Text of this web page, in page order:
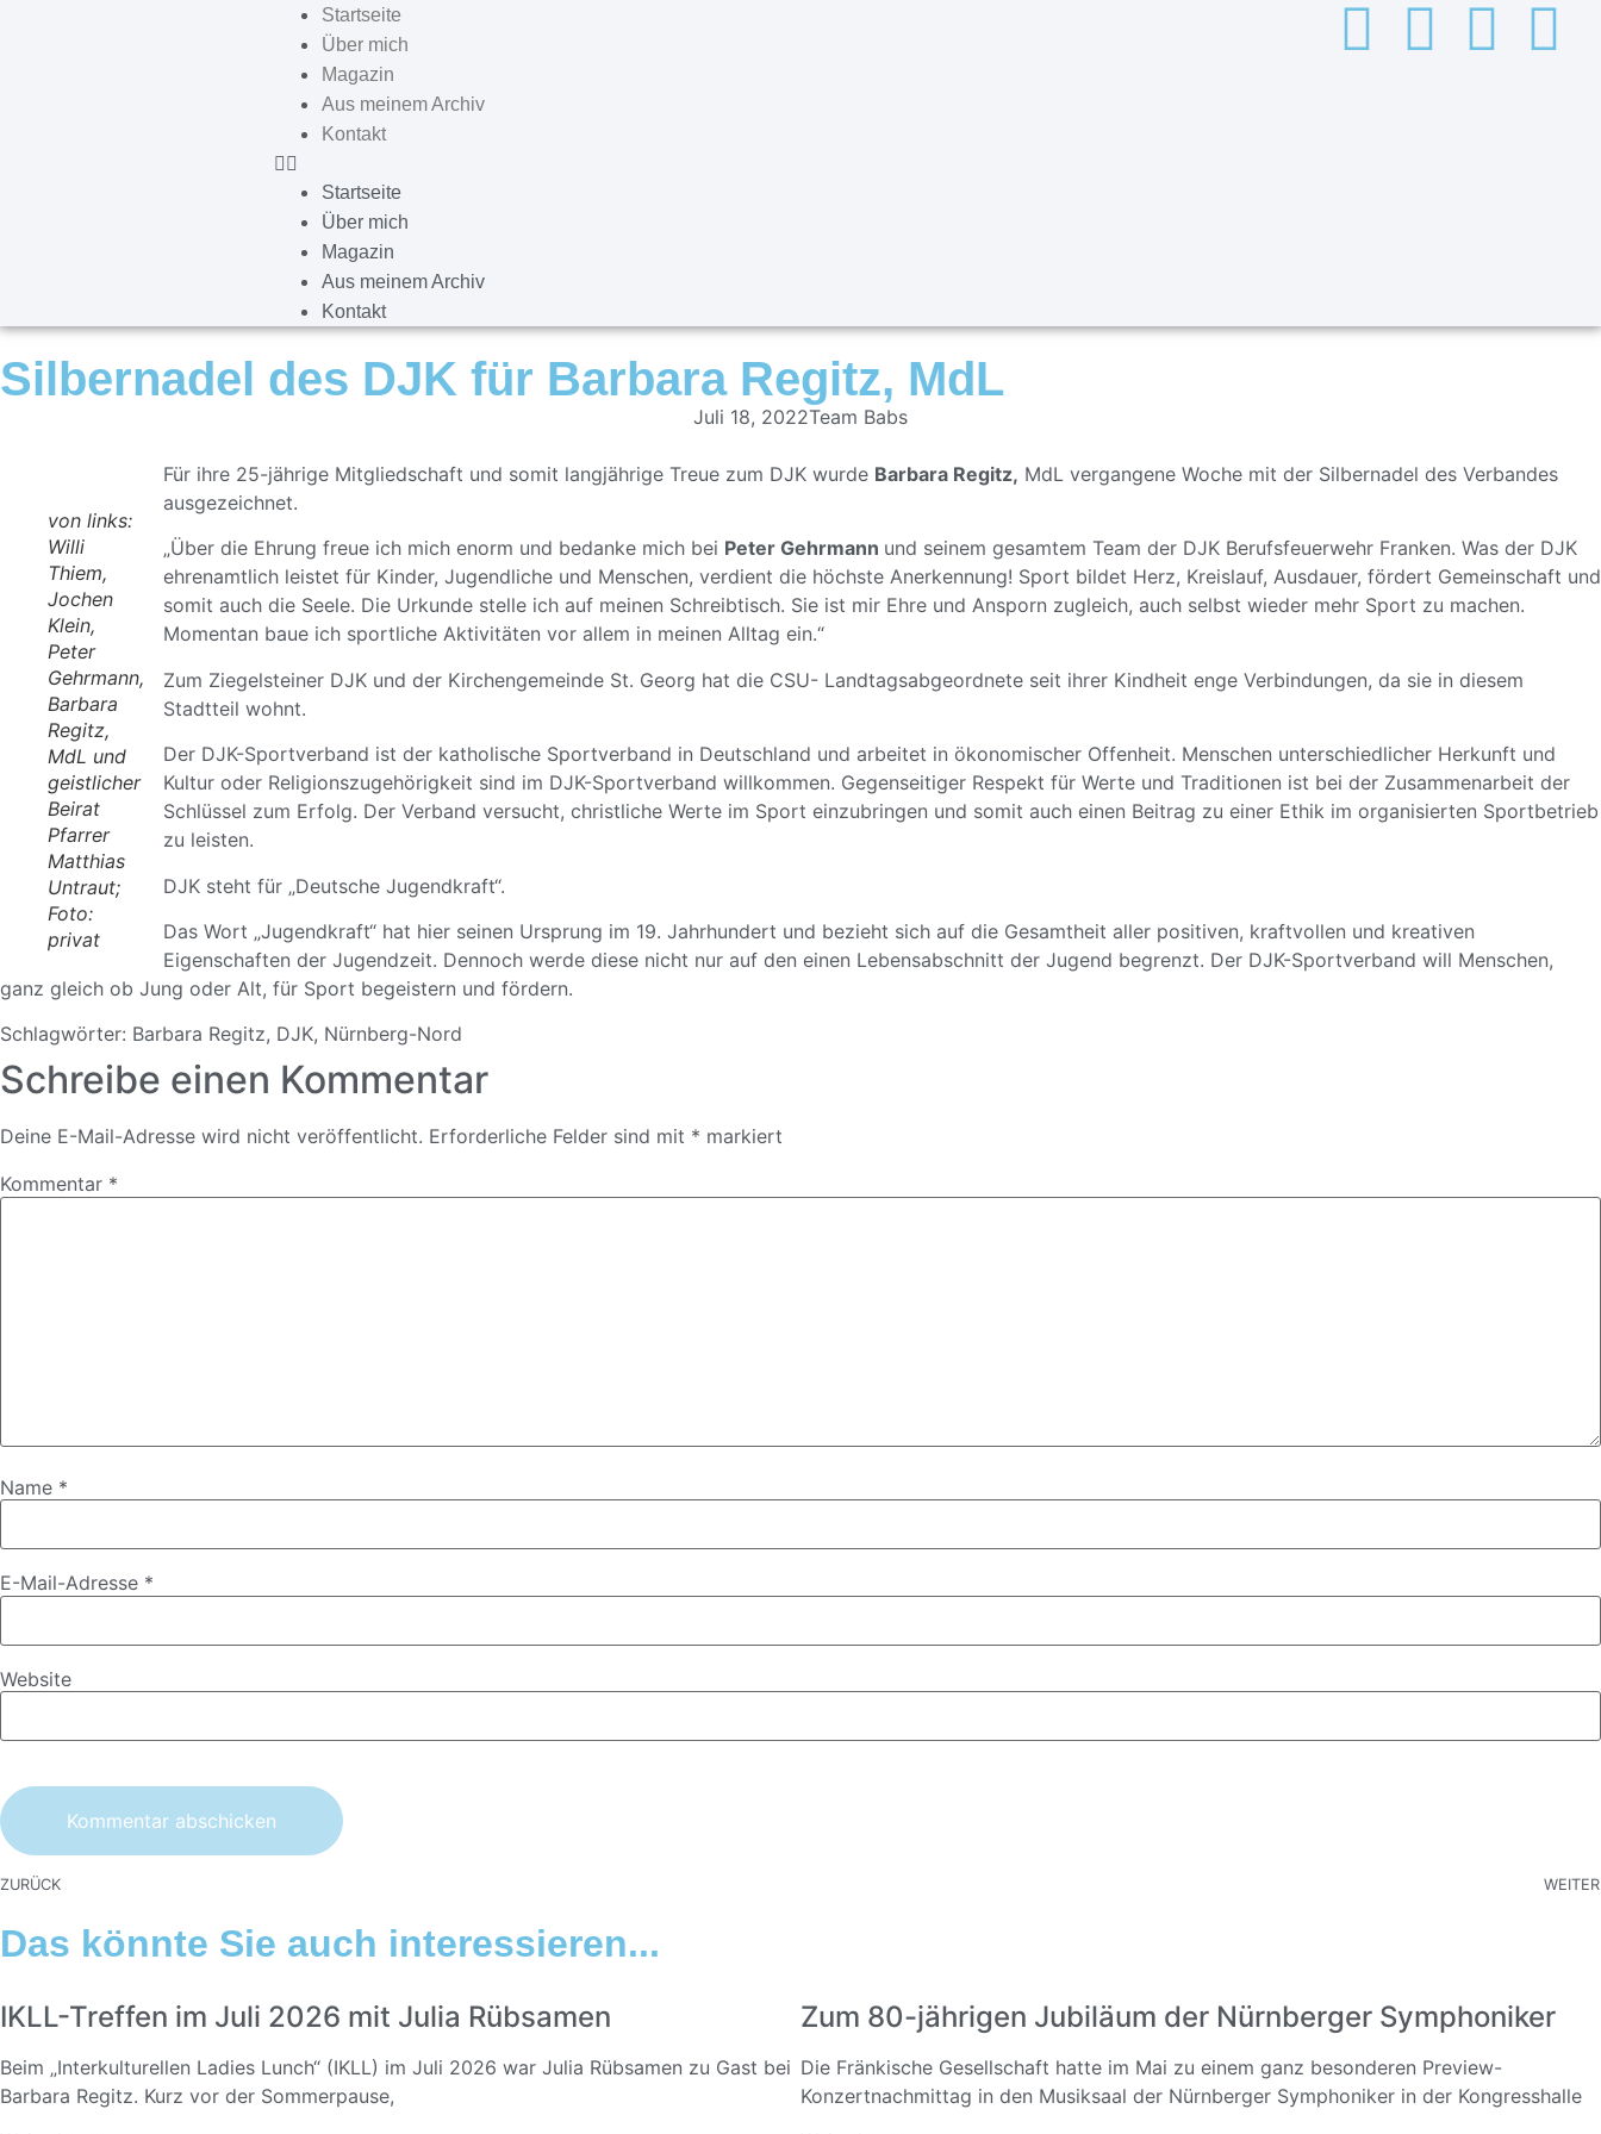
Startseite
Über mich
Magazin
Aus meinem Archiv
Kontakt
Startseite
Über mich
Magazin
Aus meinem Archiv
Kontakt
Silbernadel des DJK für Barbara Regitz, MdL
Juli 18, 2022Team Babs
von links:
Willi
Thiem,
Jochen
Klein,
Peter
Gehrmann,
Barbara
Regitz,
MdL und
geistlicher
Beirat
Pfarrer
Matthias
Untraut;
Foto:
privat
Für ihre 25-jährige Mitgliedschaft und somit langjährige Treue zum DJK wurde Barbara Regitz, MdL vergangene Woche mit der Silbernadel des Verbandes
ausgezeichnet.
„Über die Ehrung freue ich mich enorm und bedanke mich bei Peter Gehrmann und seinem gesamtem Team der DJK Berufsfeuerwehr Franken. Was der DJK
ehrenamtlich leistet für Kinder, Jugendliche und Menschen, verdient die höchste Anerkennung! Sport bildet Herz, Kreislauf, Ausdauer, fördert Gemeinschaft und
somit auch die Seele. Die Urkunde stelle ich auf meinen Schreibtisch. Sie ist mir Ehre und Ansporn zugleich, auch selbst wieder mehr Sport zu machen.
Momentan baue ich sportliche Aktivitäten vor allem in meinen Alltag ein.“
Zum Ziegelsteiner DJK und der Kirchengemeinde St. Georg hat die CSU- Landtagsabgeordnete seit ihrer Kindheit enge Verbindungen, da sie in diesem
Stadtteil wohnt.
Der DJK-Sportverband ist der katholische Sportverband in Deutschland und arbeitet in ökonomischer Offenheit. Menschen unterschiedlicher Herkunft und
Kultur oder Religionszugehörigkeit sind im DJK-Sportverband willkommen. Gegenseitiger Respekt für Werte und Traditionen ist bei der Zusammenarbeit der
Schlüssel zum Erfolg. Der Verband versucht, christliche Werte im Sport einzubringen und somit auch einen Beitrag zu einer Ethik im organisierten Sportbetrieb
zu leisten.
DJK steht für „Deutsche Jugendkraft“.
Das Wort „Jugendkraft“ hat hier seinen Ursprung im 19. Jahrhundert und bezieht sich auf die Gesamtheit aller positiven, kraftvollen und kreativen
Eigenschaften der Jugendzeit. Dennoch werde diese nicht nur auf den einen Lebensabschnitt der Jugend begrenzt. Der DJK-Sportverband will Menschen,
ganz gleich ob Jung oder Alt, für Sport begeistern und fördern.
Schlagwörter: Barbara Regitz, DJK, Nürnberg-Nord
Schreibe einen Kommentar
Deine E-Mail-Adresse wird nicht veröffentlicht. Erforderliche Felder sind mit * markiert
Kommentar *
Name *
E-Mail-Adresse *
Website
ZURÜCK WEITER
Das könnte Sie auch interessieren...
IKLL-Treffen im Juli 2026 mit Julia Rübsamen
Beim „Interkulturellen Ladies Lunch“ (IKLL) im Juli 2026 war Julia Rübsamen zu Gast bei
Barbara Regitz. Kurz vor der Sommerpause,
Zum 80-jährigen Jubiläum der Nürnberger Symphoniker
Die Fränkische Gesellschaft hatte im Mai zu einem ganz besonderen Preview-
Konzertnachmittag in den Musiksaal der Nürnberger Symphoniker in der Kongresshalle